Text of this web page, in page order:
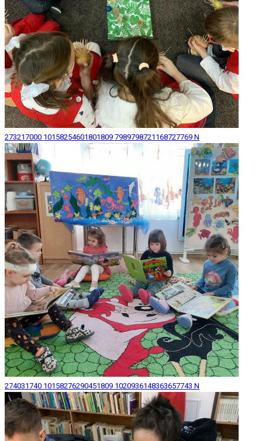
273217000 10158254601801809 7989798721168727769 N
274031740 10158276290451809 1020936148363657743 N